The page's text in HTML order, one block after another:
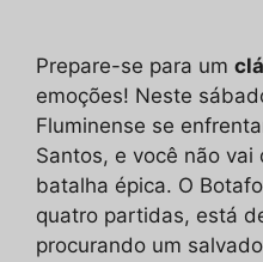
Prepare-se para um
emoções! Neste
Fluminense se
Santos, e você não vai
batalha épica. O
quatro partidas, está
procurando um